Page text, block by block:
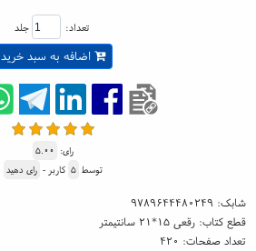
تعداد: جلد
اضافه به سبد خرید
رای: ۵.۰۰
توسط ۵ کاربر - رای دهید
شابک: ۹۷۸۹۶۴۴۴۸۰۲۴۹
قطع کتاب: رقعی ۱۵*۲۱ سانتیمتر
تعداد صفحات: ۴۲۰